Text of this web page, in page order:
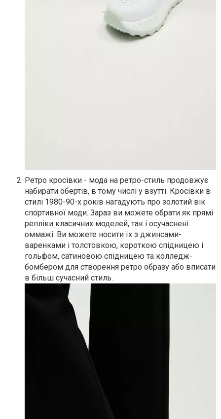
Ретро кросівки - мода на ретро-стиль продовжує
набирати обертів, в тому числі у взутті. Кросівки в
стилі 1980-90-х років нагадують про золотий вік
спортивної моди. Зараз ви можете обрати як прямі
репліки класичних моделей, так і осучаснені
оммажі. Ви можете носити їх з джинсами-
варенками і толстовкою, короткою спідницею і
гольфом, сатиновою спідницею та колледж-
бомбером для створення ретро образу або вписати
в більш сучасний стиль.